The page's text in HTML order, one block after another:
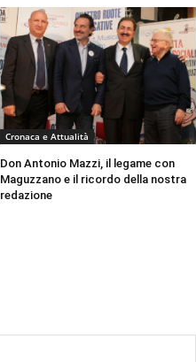
Cronaca e Attualità
Don Antonio Mazzi, il legame con
Maguzzano e il ricordo della nostra
redazione